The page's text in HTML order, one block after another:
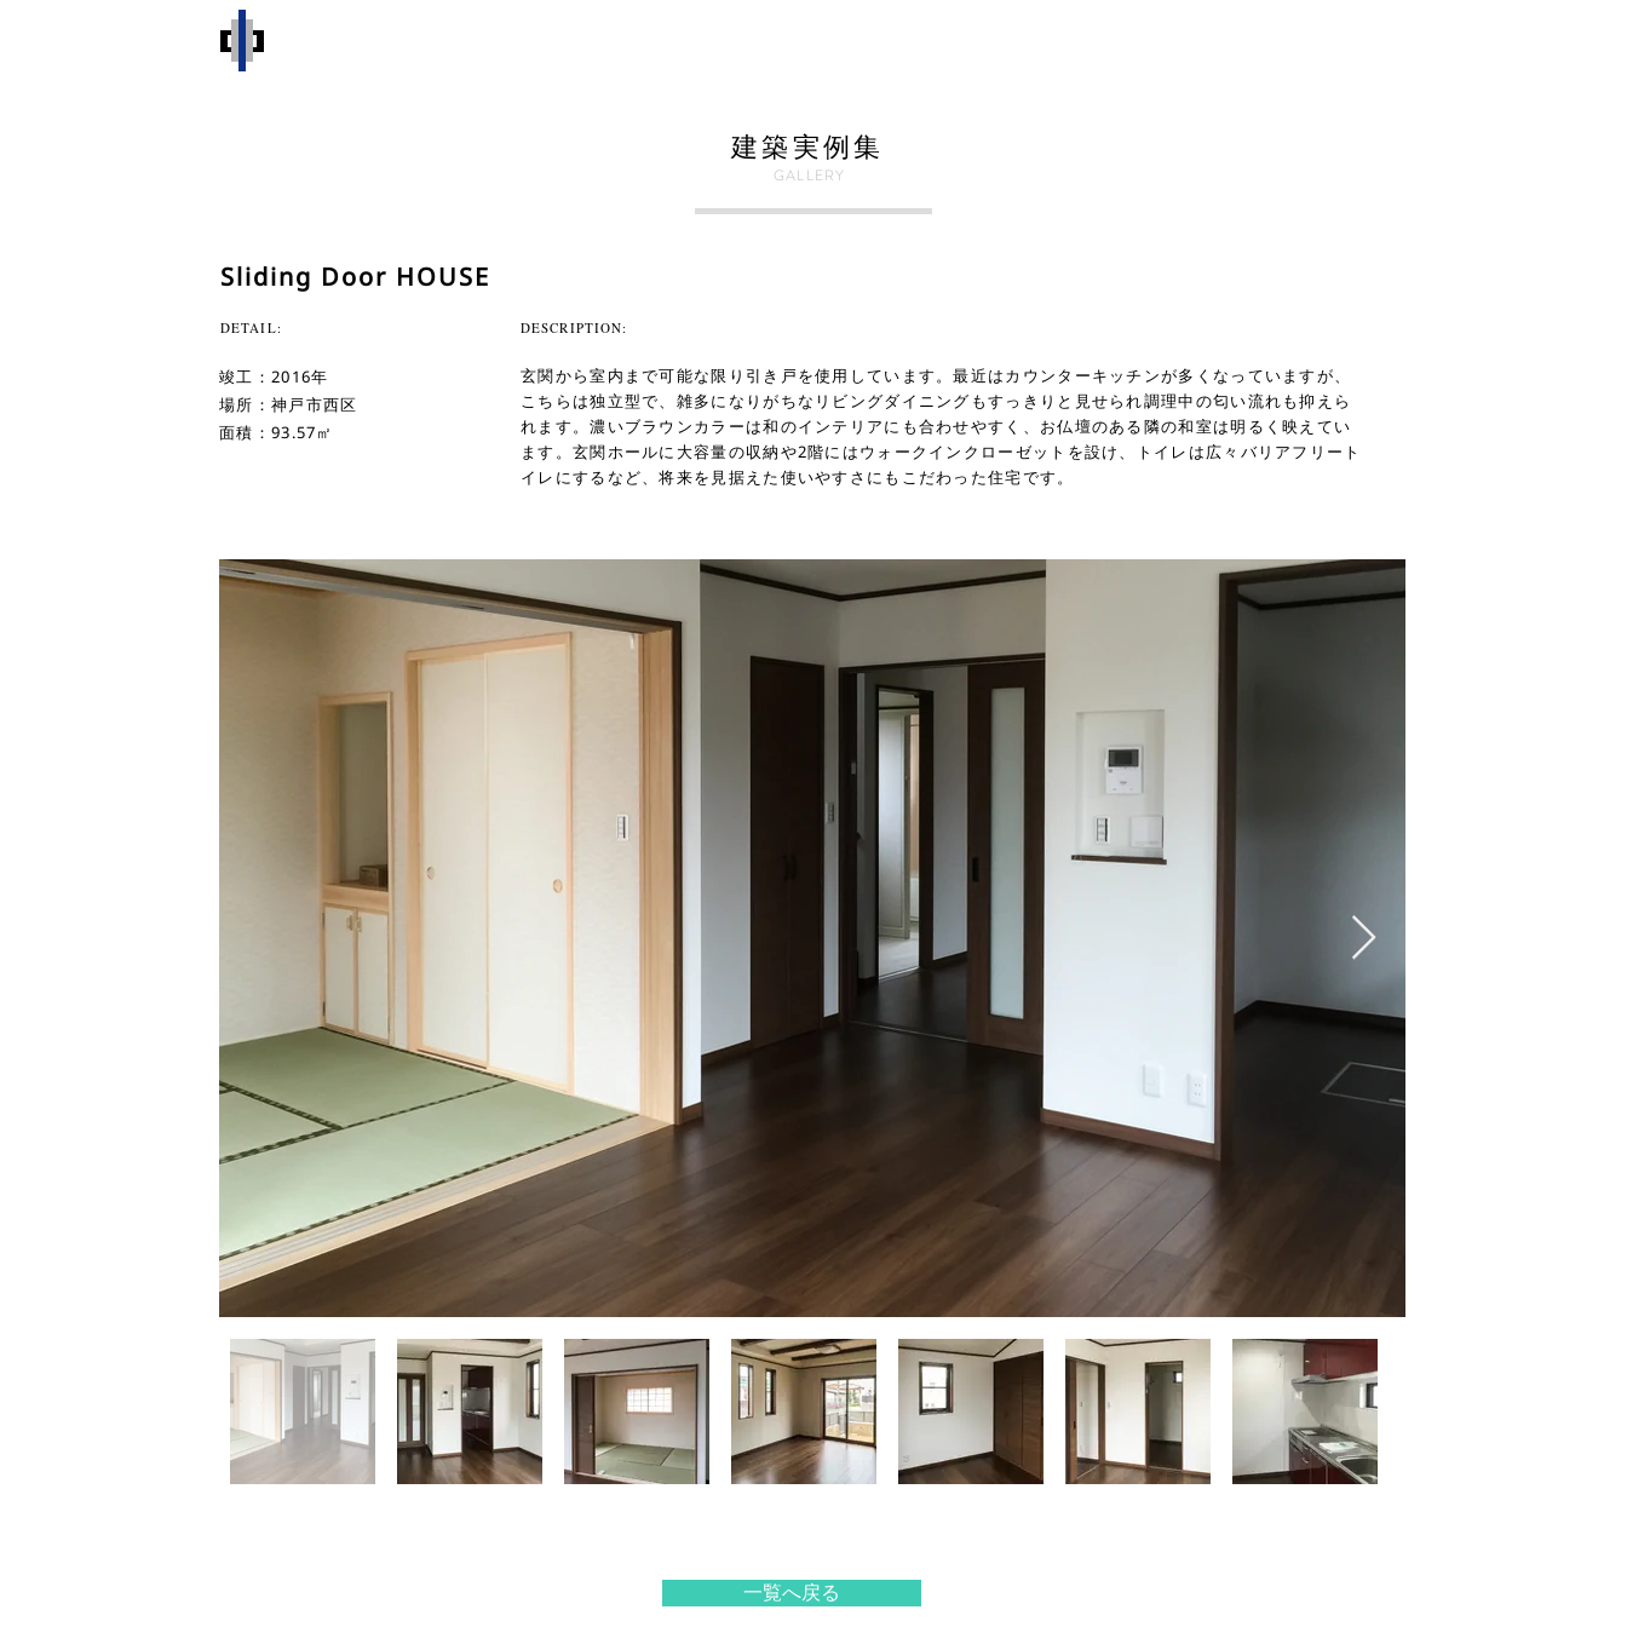
建築実例集
GALLERY
Sliding Door HOUSE
DETAIL:
竣工：2016年
場所：神戸市西区
面積：93.57㎡
DESCRIPTION:
玄関から室内まで可能な限り引き戸を使用しています。最近はカウンターキッチンが多くなっていますが、
こちらは独立型で、雑多になりがちなリビングダイニングもすっきりと見せられ調理中の匂い流れも抑えら
れます。濃いブラウンカラーは和のインテリアにも合わせやすく、お仏壇のある隣の和室は明るく映えてい
ます。玄関ホールに大容量の収納や2階にはウォークインクローゼットを設け、トイレは広々バリアフリート
イレにするなど、将来を見据えた使いやすさにもこだわった住宅です。
一覧へ戻る